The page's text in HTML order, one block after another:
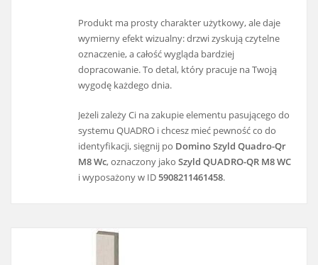
Produkt ma prosty charakter użytkowy, ale daje
wymierny efekt wizualny: drzwi zyskują czytelne
oznaczenie, a całość wygląda bardziej
dopracowanie. To detal, który pracuje na Twoją
wygodę każdego dnia.
Jeżeli zależy Ci na zakupie elementu pasującego do
systemu QUADRO i chcesz mieć pewność co do
identyfikacji, sięgnij po Domino Szyld Quadro-Qr
M8 Wc, oznaczony jakoSzyld QUADRO-QR M8 WC
i wyposażony w ID5908211461458.